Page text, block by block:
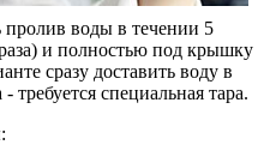
пролив воды в течении 5
и полностью под крышку
сразу доставить воду в
специальная тара.